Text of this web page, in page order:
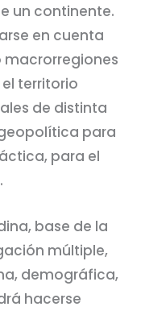
un continente.
en cuenta
macrorregiones
territorio
de distinta
para
para el
base de la
múltiple,
demográfica,
hacerse